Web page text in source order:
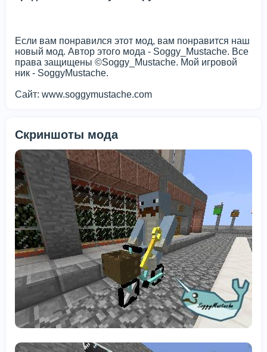
Если вам понравился этот мод, вам понравится наш
новый мод. Автор этого мода - Soggy_Mustache. Все
права защищены ©Soggy_Mustache. Мой игровой
ник - SoggyMustache.
Сайт: www.soggymustache.com
Скриншоты мода